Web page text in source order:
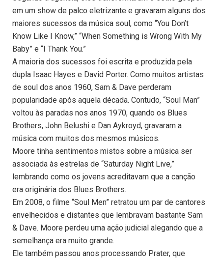
em um show de palco eletrizante e gravaram alguns dos
maiores sucessos da música soul, como “You Don’t
Know Like I Know,” “When Something is Wrong With My
Baby” e “I Thank You.”
A maioria dos sucessos foi escrita e produzida pela
dupla Isaac Hayes e David Porter. Como muitos artistas
de soul dos anos 1960, Sam & Dave perderam
popularidade após aquela década. Contudo, “Soul Man”
voltou às paradas nos anos 1970, quando os Blues
Brothers, John Belushi e Dan Aykroyd, gravaram a
música com muitos dos mesmos músicos.
Moore tinha sentimentos mistos sobre a música ser
associada às estrelas de “Saturday Night Live,”
lembrando como os jovens acreditavam que a canção
era originária dos Blues Brothers.
Em 2008, o filme “Soul Men” retratou um par de cantores
envelhecidos e distantes que lembravam bastante Sam
& Dave. Moore perdeu uma ação judicial alegando que a
semelhança era muito grande.
Ele também passou anos processando Prater, que